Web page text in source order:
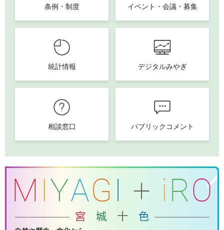
条例・制度 イベント・会議・募集
統計情報 デジタルみやぎ
相談窓口 パブリックコメント